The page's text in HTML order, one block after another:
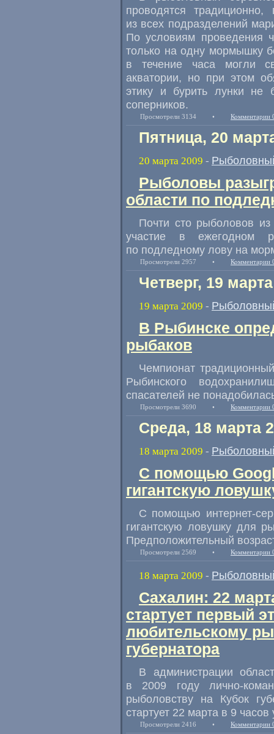
проводятся
из всех подразделений
По условиям проведения
только на одну мормышку
в течение часа могли
акватории, но при этом
этику и бурить лунки не
соперников.
Просмотрели 3134 • Комментарии
Пятница, 20
20 марта 2009 -
Рыболовы
области по
Почти сто рыболовов
участие в ежегодном
по подледному лову на
Просмотрели 2957 • Комментарии
Четверг, 19
19 марта 2009 -
В Рыбинске
рыбаков
Чемпионат
Рыбинского
спасателей не
Просмотрели 3690 • Комментарии
Среда, 18 марта
18 марта 2009 -
С помощью
гигантскую
С помощью интернет-
гигантскую ловушку для
Предположительный
Просмотрели 2569 • Комментарии
18 марта 2009 -
Сахалин: 22
стартует первый
любительскому
губернатора
В администрации
в 2009 году лично-
рыболовству на Кубок
стартует 22 марта в 9
Просмотрели 2416 • Комментарии